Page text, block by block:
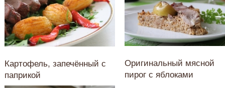
Картофель, запечённый с
паприкой
Оригинальный мясной
пирог с яблоками